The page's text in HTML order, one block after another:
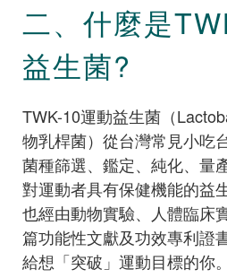
二、什麼是
益生菌?
TWK-10運動益生菌（
物乳桿菌）從台灣常見小吃
菌種篩選、鑑定、純化、量
對運動者具有保健機能的益
也經由動物實驗、人體臨床
篇功能性文獻及功效專利證
給想「突破」運動目標的你。